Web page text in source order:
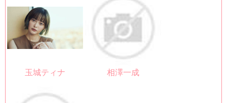
玉城ティナ 相澤一成